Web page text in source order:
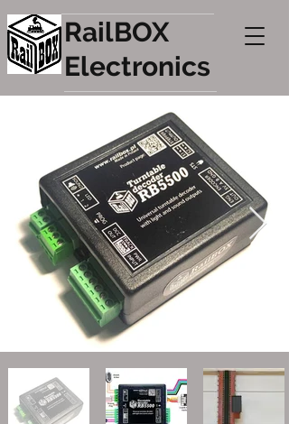
RailBOX
Electronics